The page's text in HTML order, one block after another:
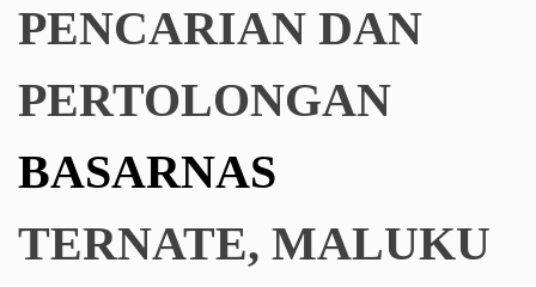
PENCARIAN DAN
PERTOLONGAN
BASARNAS
TERNATE, MALUKU